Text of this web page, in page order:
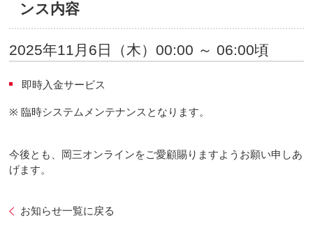
ンス内容
2025年11月6日（木）00:00 ～ 06:00頃
即時入金サービス
※ 臨時システムメンテナンスとなります。
今後とも、岡三オンラインをご愛顧賜りますようお願い申しあ
げます。
お知らせ一覧に戻る